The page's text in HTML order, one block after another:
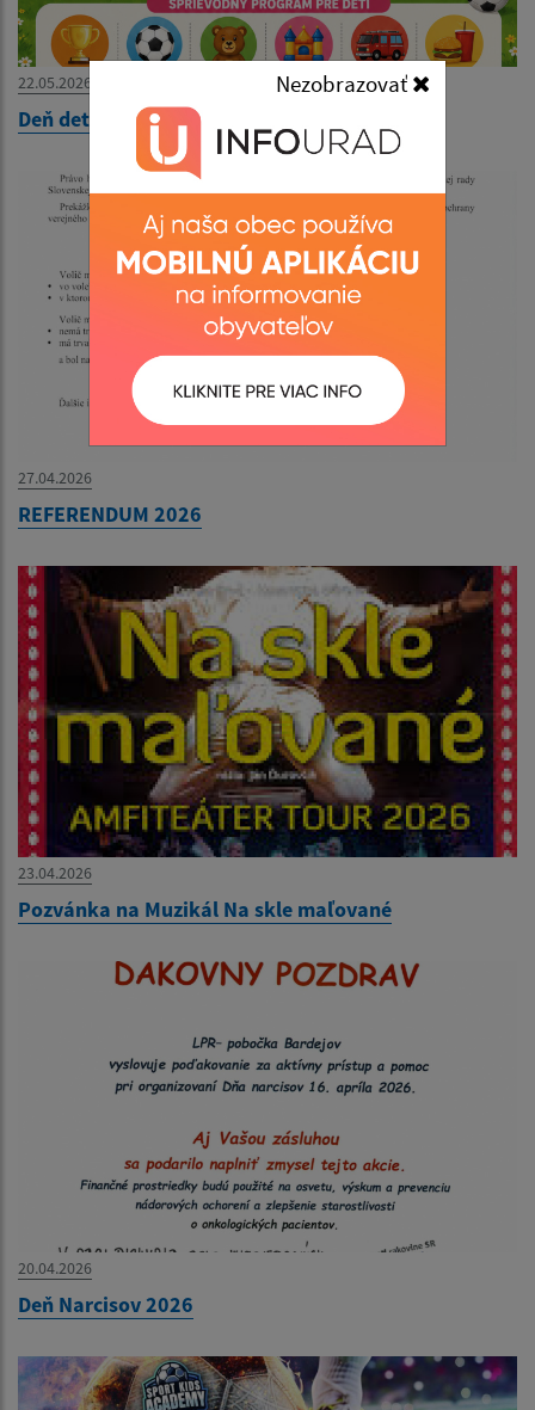
Nezobrazovať
22.05.2026
Deň detí 2026
27.04.2026
REFERENDUM 2026
23.04.2026
Pozvánka na Muzikál Na skle maľované
20.04.2026
Deň Narcisov 2026